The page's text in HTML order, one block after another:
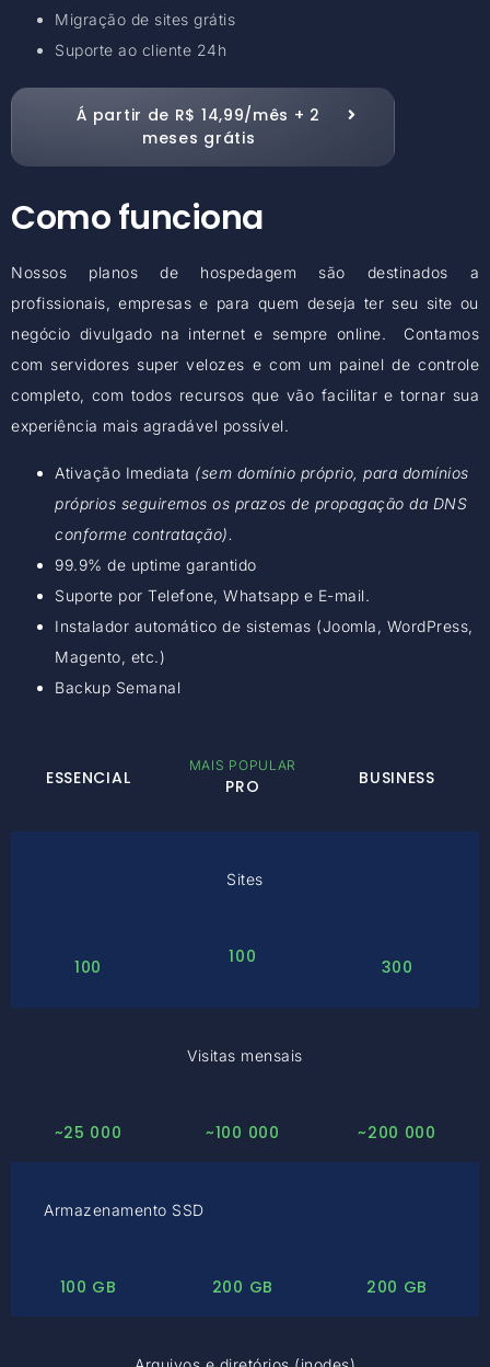
Migração de sites grátis
Suporte ao cliente 24h
Á partir de R$ 14,99/mês + 2
meses grátis
Como funciona
Nossos planos de hospedagem são destinados a
profissionais, empresas e para quem deseja ter seu site ou
negócio divulgado na internet e sempre online. Contamos
com servidores super velozes e com um painel de controle
completo, com todos recursos que vão facilitar e tornar sua
experiência mais agradável possível.
Ativação Imediata (sem domínio próprio, para domínios
próprios seguiremos os prazos de propagação da DNS
conforme contratação).
99.9% de uptime garantido
Suporte por Telefone, Whatsapp e E-mail.
Instalador automático de sistemas (Joomla, WordPress,
Magento, etc.)
Backup Semanal
ESSENCIAL
MAIS POPULAR
PRO BUSINESS
Sites
100 100 300
Visitas mensais
~25 000 ~100 000 ~200 000
Armazenamento SSD
100 GB 200 GB 200 GB